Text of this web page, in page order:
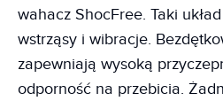
wahacz ShocFree. Taki
wstrząsy i wibracje.
zapewniają wysoką
odporność na przebicia.